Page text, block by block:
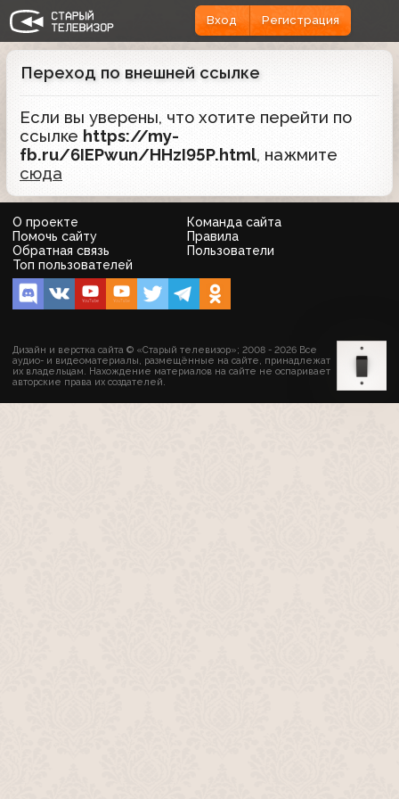
Вход Регистрация
Переход по внешней ссылке
Если вы уверены, что хотите перейти по
ссылке https://my-
fb.ru/6IEPwun/HHzI95P.html, нажмите
сюда
О проекте
Команда сайта
Помочь сайту
Правила
Обратная связь
Пользователи
Топ пользователей
Дизайн и верстка сайта © «Старый телевизор»; 2008 - 2026 Все
аудио- и видеоматериалы, размещённые на сайте, принадлежат
их владельцам. Нахождение материалов на сайте не оспаривает
авторские права их создателей.